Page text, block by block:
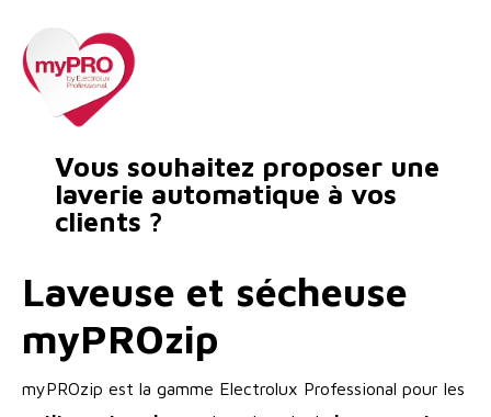
Vous souhaitez proposer une
laverie automatique à vos
clients ?
Laveuse et sécheuse
myPROzip
myPROzip est la gamme Electrolux Professional pour les